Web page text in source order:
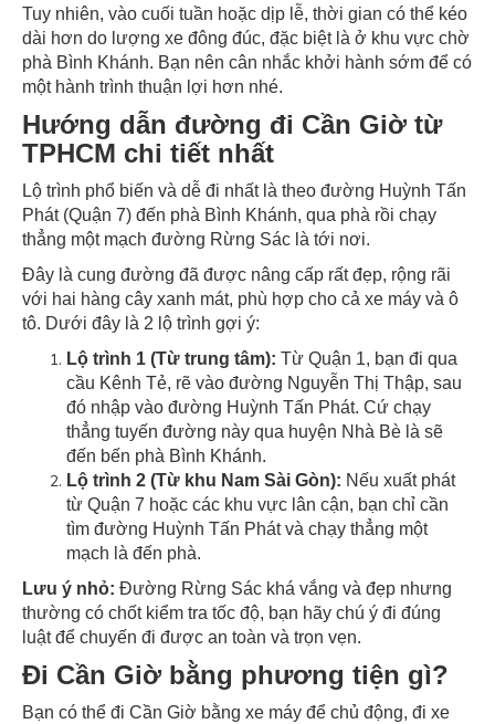
Tuy nhiên, vào cuối tuần hoặc dịp lễ, thời gian có thể kéo
dài hơn do lượng xe đông đúc, đặc biệt là ở khu vực chờ
phà Bình Khánh. Bạn nên cân nhắc khởi hành sớm để có
một hành trình thuận lợi hơn nhé.
Hướng dẫn đường đi Cần Giờ từ
TPHCM chi tiết nhất
Lộ trình phổ biến và dễ đi nhất là theo đường Huỳnh Tấn
Phát (Quận 7) đến phà Bình Khánh, qua phà rồi chạy
thẳng một mạch đường Rừng Sác là tới nơi.
Đây là cung đường đã được nâng cấp rất đẹp, rộng rãi
với hai hàng cây xanh mát, phù hợp cho cả xe máy và ô
tô. Dưới đây là 2 lộ trình gợi ý:
Lộ trình 1 (Từ trung tâm): Từ Quận 1, bạn đi qua
cầu Kênh Tẻ, rẽ vào đường Nguyễn Thị Thập, sau
đó nhập vào đường Huỳnh Tấn Phát. Cứ chạy
thẳng tuyến đường này qua huyện Nhà Bè là sẽ
đến bến phà Bình Khánh.
Lộ trình 2 (Từ khu Nam Sài Gòn): Nếu xuất phát
từ Quận 7 hoặc các khu vực lân cận, bạn chỉ cần
tìm đường Huỳnh Tấn Phát và chạy thẳng một
mạch là đến phà.
Lưu ý nhỏ: Đường Rừng Sác khá vắng và đẹp nhưng
thường có chốt kiểm tra tốc độ, bạn hãy chú ý đi đúng
luật để chuyến đi được an toàn và trọn vẹn.
Đi Cần Giờ bằng phương tiện gì?
Bạn có thể đi Cần Giờ bằng xe máy để chủ động, đi xe